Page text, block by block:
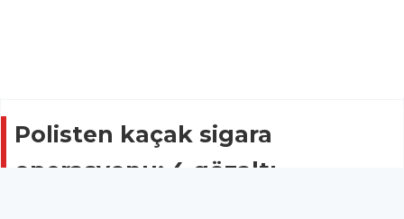
Polisten kaçak sigara
operasyonu: 4 gözaltı